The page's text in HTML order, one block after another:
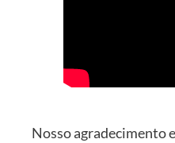
Nosso agradecimento